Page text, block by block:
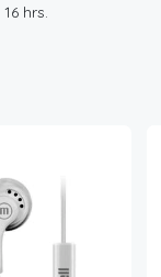
hrs.